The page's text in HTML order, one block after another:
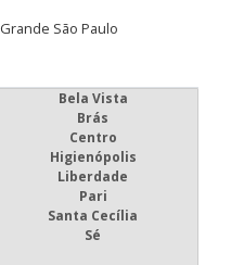
Grande São Paulo
Bela Vista
Brás
Centro
Higienópolis
Liberdade
Pari
Santa Cecília
Sé